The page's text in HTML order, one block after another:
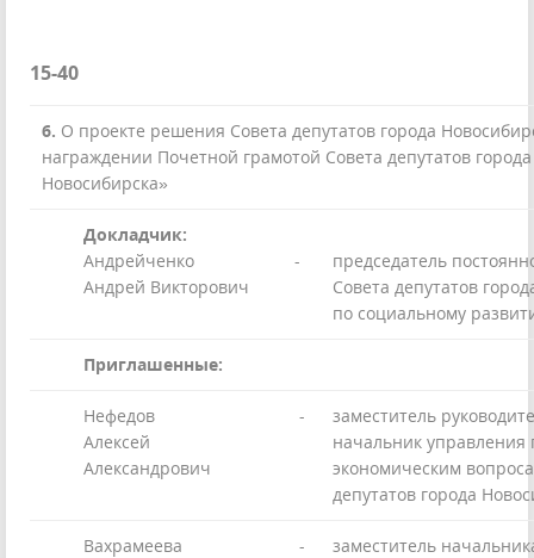
15-40
6. О проекте решения Совета депутатов города
награждении Почетной грамотой Совета депутатов города
Новосибирска»
Докладчик:
Андрейченко
Андрей Викторович
-
председатель
Совета депутатов
по социальному
Приглашенные:
Нефедов
Алексей
Александрович
-
заместитель
начальник
экономическим
депутатов города
Вахрамеева
-
заместитель